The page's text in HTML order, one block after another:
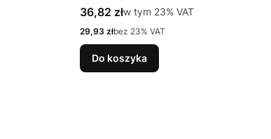
Cena brutto
36,82 złw tym %s VAT
w tym 23% VAT
Cena netto
29,93 złbez 23% VAT
Do koszyka